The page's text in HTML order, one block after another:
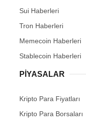
Sui Haberleri
Tron Haberleri
Memecoin Haberleri
Stablecoin Haberleri
PIYASALAR
Kripto Para Fiyatları
Kripto Para Borsaları